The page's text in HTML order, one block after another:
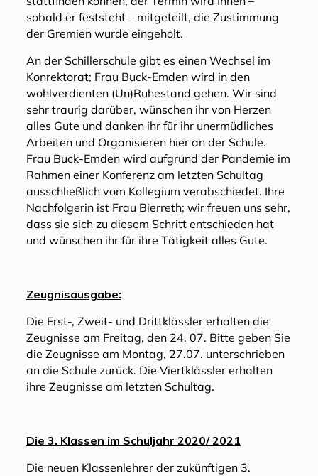
sobald er feststeht – mitgeteilt, die Zustimmung
der Gremien wurde eingeholt.
An der Schillerschule gibt es einen Wechsel im
Konrektorat; Frau Buck-Emden wird in den
wohlverdienten (Un)Ruhestand gehen. Wir sind
sehr traurig darüber, wünschen ihr von Herzen
alles Gute und danken ihr für ihr unermüdliches
Arbeiten und Organisieren hier an der Schule.
Frau Buck-Emden wird aufgrund der Pandemie im
Rahmen einer Konferenz am letzten Schultag
ausschließlich vom Kollegium verabschiedet. Ihre
Nachfolgerin ist Frau Bierreth; wir freuen uns sehr,
dass sie sich zu diesem Schritt entschieden hat
und wünschen ihr für ihre Tätigkeit alles Gute.
Zeugnisausgabe:
Die Erst-, Zweit- und Drittklässler erhalten die
Zeugnisse am Freitag, den 24. 07. Bitte geben Sie
die Zeugnisse am Montag, 27.07. unterschrieben
an die Schule zurück. Die Viertklässler erhalten
ihre Zeugnisse am letzten Schultag.
Die 3. Klassen im Schuljahr 2020/ 2021
Die neuen Klassenlehrer der zukünftigen 3.